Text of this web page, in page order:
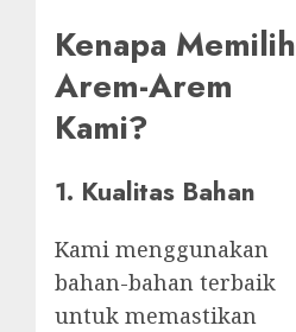
Kenapa Memilih
Arem-Arem
Kami?
1. Kualitas Bahan
Kami menggunakan
bahan-bahan terbaik
untuk memastikan